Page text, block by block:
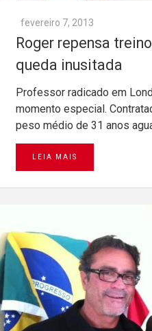
fevereiro 7, 2013
Roger repensa
queda inusitada
Professor radicado em
momento especial.
peso médio de 31 anos
LEIA MAIS